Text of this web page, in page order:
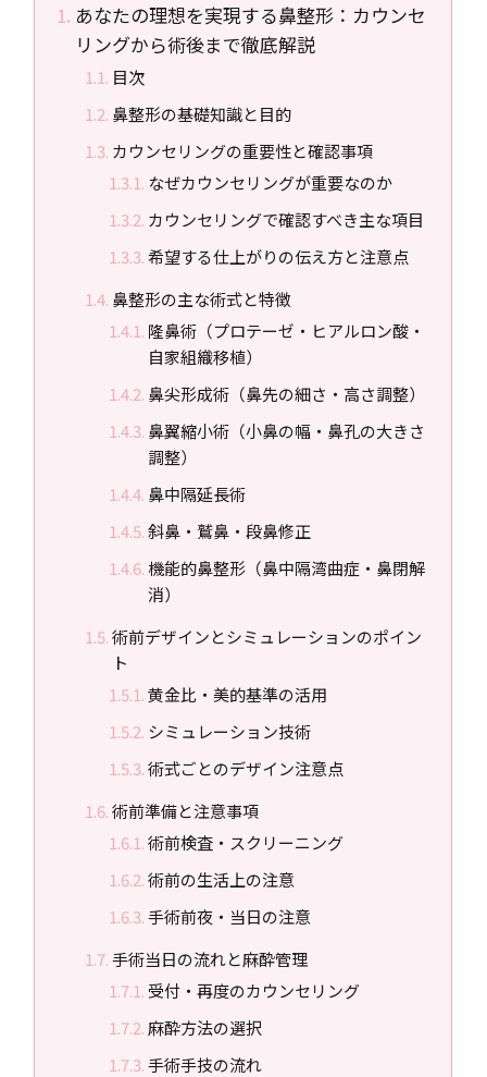
あなたの理想を実現する鼻整形：カウンセ
リングから術後まで徹底解説
目次
鼻整形の基礎知識と目的
カウンセリングの重要性と確認事項
なぜカウンセリングが重要なのか
カウンセリングで確認すべき主な項目
希望する仕上がりの伝え方と注意点
鼻整形の主な術式と特徴
隆鼻術（プロテーゼ・ヒアルロン酸・
自家組織移植）
鼻尖形成術（鼻先の細さ・高さ調整）
鼻翼縮小術（小鼻の幅・鼻孔の大きさ
調整）
鼻中隔延長術
斜鼻・鷲鼻・段鼻修正
機能的鼻整形（鼻中隔湾曲症・鼻閉解
消）
術前デザインとシミュレーションのポイン
ト
黄金比・美的基準の活用
シミュレーション技術
術式ごとのデザイン注意点
術前準備と注意事項
術前検査・スクリーニング
術前の生活上の注意
手術前夜・当日の注意
手術当日の流れと麻酔管理
受付・再度のカウンセリング
麻酔方法の選択
手術手技の流れ